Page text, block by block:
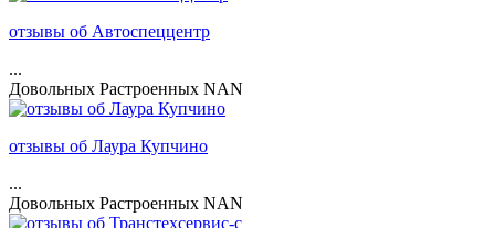
отзывы об Автоспеццентр
...
Довольных Растроенных NAN
отзывы об Лаура Купчино
...
Довольных Растроенных NAN